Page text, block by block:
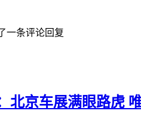
一条评论回复
北京车展满眼路虎